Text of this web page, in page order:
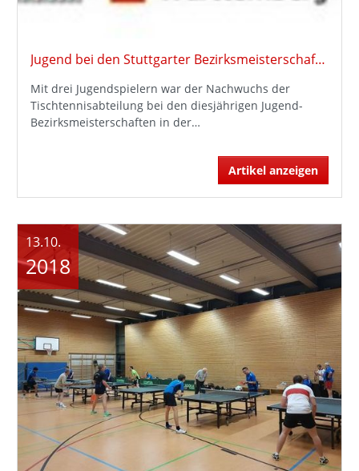
Jugend bei den Stuttgarter Bezirksmeisterschaften
Mit drei Jugendspielern war der Nachwuchs der
Tischtennisabteilung bei den diesjährigen Jugend-
Bezirksmeisterschaften in der…
Artikel anzeigen
13.10.
2018